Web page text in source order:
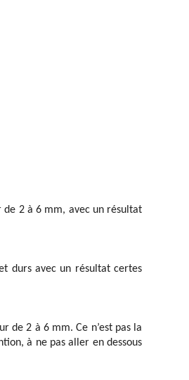
de 2 à 6 mm, avec un résultat
durs avec un résultat certes
de 2 à 6 mm. Ce n’est pas la
à ne pas aller en dessous